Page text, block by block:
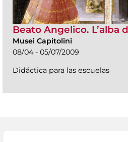
Beato Angelico. L’alba
Musei Capitolini
08/04 - 05/07/2009
Didáctica para las escuelas